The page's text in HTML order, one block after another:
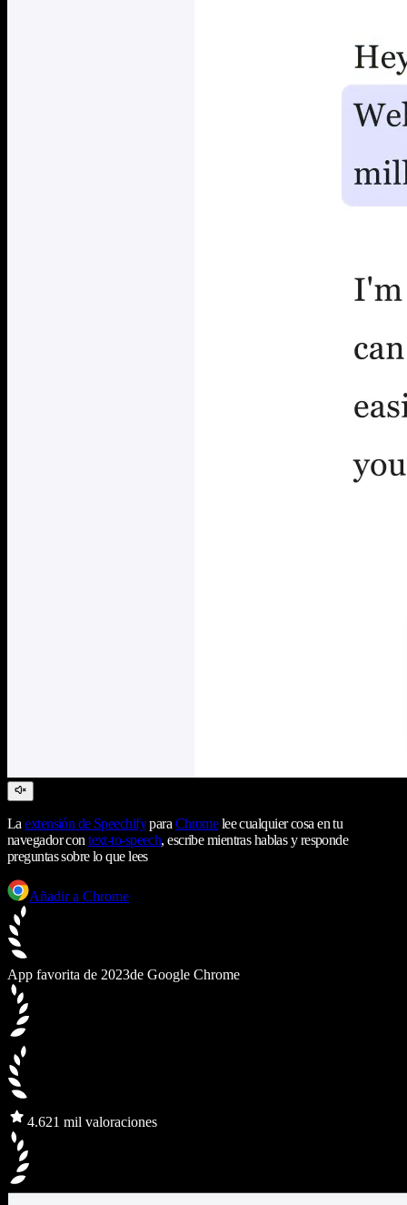
Laextensión de Speechifypara Chromelee cualquier cosa en tu
navegador context-to-speech, escribe mientras hablas y responde
preguntas sobre lo que lees
Añadir a Chrome
App favorita de 2023de Google Chrome
4.621 mil valoraciones